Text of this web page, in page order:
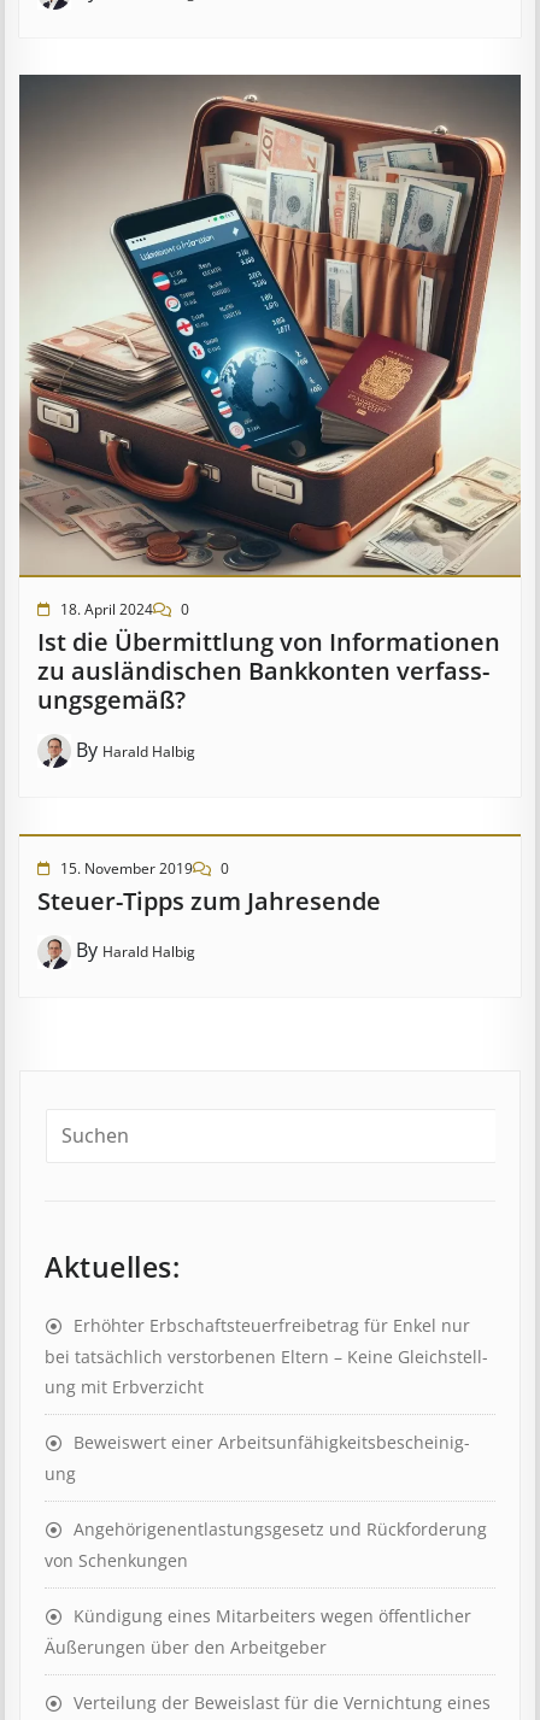
18. April 2024 0
Ist die Über­mitt­lung von In­for­mat­ion­en
zu aus­länd­isch­en Bank­kont­en ver­fass­
ungs­ge­mäß?
By Harald Halbig
15. November 2019 0
Steuer-Tipps zum Jahresende
By Harald Halbig
Aktuelles:
Erhöhter Erb­schaft­steuer­frei­be­trag für Enkel nur
bei tat­säch­lich ver­storb­en­en Eltern – Keine Gleich­stell­
ung mit Erb­verzicht
Beweis­wert einer Arbeits­un­fähig­keits­be­scheinig­
ung
Angehörigenent­lastungs­ge­setz und Rück­ford­er­ung
von Schenk­ung­en
Kündigung eines Mit­ar­beit­ers wegen öffent­lich­er
Äuß­er­ung­en über den Ar­beit­geber
Ver­teil­ung der Be­weis­last für die Ver­nicht­ung eines